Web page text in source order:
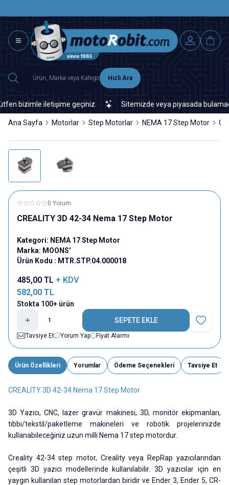
Hızlı Ara
bizimle iletişime geçiniz. Sitemizde veya piyasada
Ana Sayfa Motorlar Step Motorlar NEMA 17 Step Motor
0 Yorum
CREALITY 3D 42-34 Nema 17 Step Motor
Kategori: NEMA 17 Step Motor
Marka: MOONS'
Ürün Kodu : MTR.STP.04.000018
485,00 TL + KDV
582,00 TL
Stokta 100+ ürün
SEPETE EKLE
Favoriye
Tavsiye Et
Yorum Yap Fiyat Alarmı
Ürün Özellikleri Yorumlar Ödeme Seçenekleri Tavsiye Et
CREALITY 3D 42-34 Nema 17 Step Motor
3D Yazıcı, CNC, lazer gravür makinesi, 3D, monitör ekipmanları,
tıbbi/tekstil/paketleme makineleri ve robotik projelerinizde
kullanabileceğiniz uzun milli Nema 17 step motordur.
Creality 42-34 step motor, Creality veya RepRap yazıcılarından
çeşitli 3D yazıcı modellerinde kullanılabilir. 3D yazıcılar için en
yaygın kullanılan step motorlardan biridir ve Ender 3, Ender 5, CR-